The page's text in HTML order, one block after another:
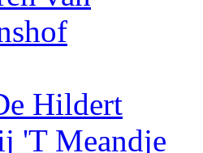
Hildert
'T Meandje